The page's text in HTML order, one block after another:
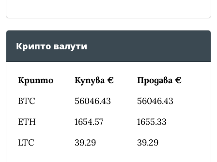
Крипто валути
Крипто Купува €
Продава €
BTC
56046.43
56046.43
ETH
1654.57
1655.33
LTC
39.29 39.29